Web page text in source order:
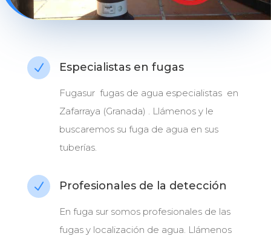
N Especialistas en fugas
Fugasur fugas de agua especialistas en
Zafarraya (Granada) . Llámenos y le
buscaremos su fuga de agua en sus
tuberías.
N Profesionales de la detección
En fuga sur somos profesionales de las
fugas y localización de agua. Llámenos